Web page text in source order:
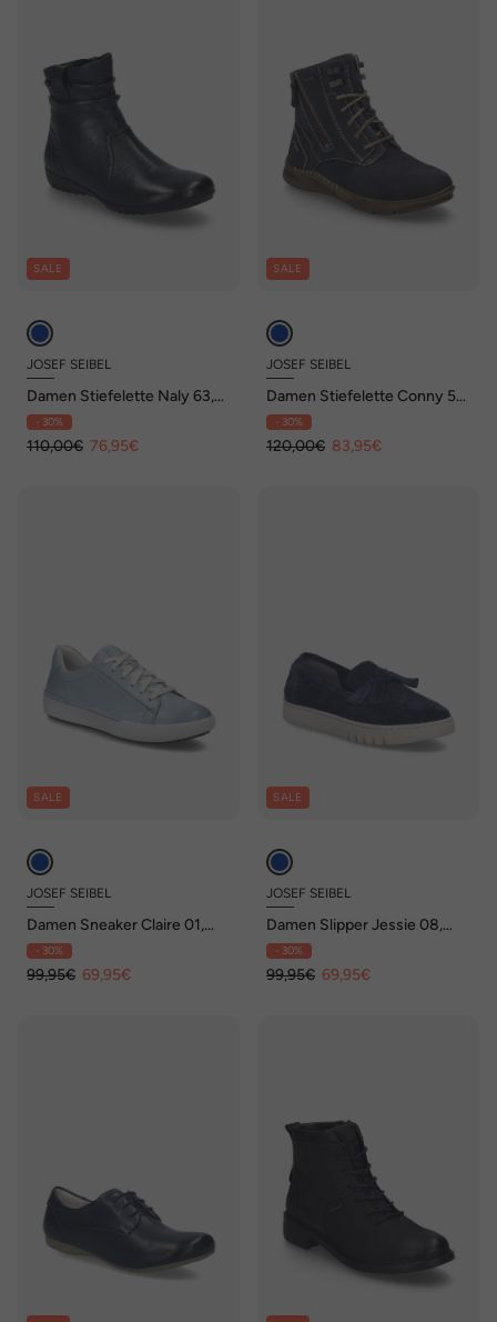
SALE
JOSEF SEIBEL
Damen Stiefelette Naly 63,
ocean
- 30%
110,00€ 76,95€
SALE
JOSEF SEIBEL
Damen Stiefelette Conny 55,
ocean
- 30%
120,00€ 83,95€
SALE
JOSEF SEIBEL
Damen Sneaker Claire 01,
iceblue
- 30%
99,95€ 69,95€
SALE
JOSEF SEIBEL
Damen Slipper Jessie 08,
indigo
- 30%
99,95€ 69,95€